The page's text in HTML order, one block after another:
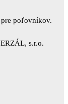
poľovníkov.
s.r.o.